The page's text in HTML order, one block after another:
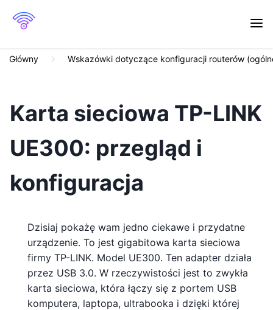
Główny Wskazówki dotyczące konfiguracji routerów
Karta sieciowa TP-LINK
UE300: przegląd i
konfiguracja
Dzisiaj pokażę wam jedno ciekawe i przydatne
urządzenie. To jest gigabitowa karta sieciowa
firmy TP-LINK. Model UE300. Ten adapter działa
przez USB 3.0. W rzeczywistości jest to zwykła
karta sieciowa, która łączy się z portem USB
komputera, laptopa, ultrabooka i dzięki której